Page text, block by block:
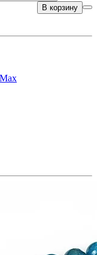
В корзину